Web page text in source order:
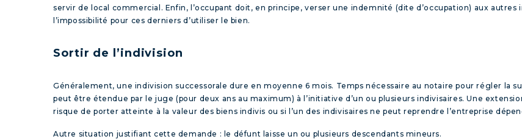
servir de local commercial. Enfin, l’occupant doit, en principe, verser une indemnité (dite d’occupation) aux
l’impossibilité pour ces derniers d’utiliser le bien.
Sortir de l’indivision
Généralement, une indivision successorale dure en moyenne 6 mois. Temps nécessaire au notaire pour régler la
peut être étendue par le juge (pour deux ans au maximum) à l’initiative d’un ou plusieurs indivisaires. Une
risque de porter atteinte à la valeur des biens indivis ou si l’un des indivisaires ne peut reprendre l’entreprise
Autre situation justifiant cette demande : le défunt laisse un ou plusieurs descendants mineurs.